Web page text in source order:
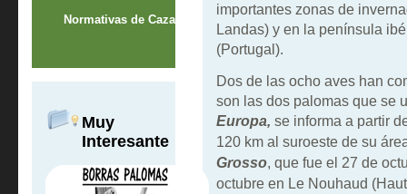
Normativas de Caza
Muy
Interesante
importantes zonas de
Landas) y en la península
(Portugal).
Dos de las ocho aves han
son las dos palomas que se
Europa, se informa a partir
120 km al suroeste de su
Grosso, que fue el 27 de
octubre en Le Nouhaud